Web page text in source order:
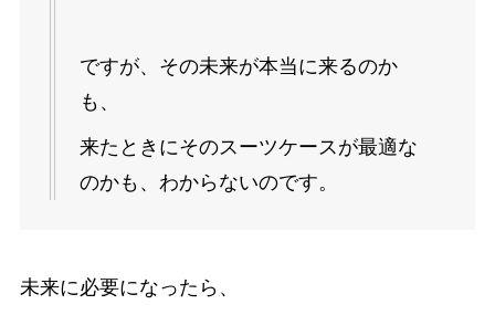
ですが、その未来が本当に来るのか
も、
来たときにそのスーツケースが最適な
のかも、わからないのです。
未来に必要になったら、